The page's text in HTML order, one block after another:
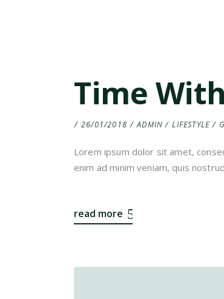
Time
26/01/2018 ADMIN LIFESTYLE
Lorem ipsum dolor sit amet,
enim ad minim veniam, quis
read more